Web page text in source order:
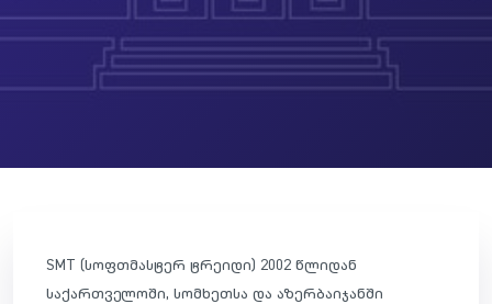
SMT (სოფთმასტერ ტრეიდი) 2002 წლიდან
საქართველოში, სომხეთსა და აზერბაიჯანში